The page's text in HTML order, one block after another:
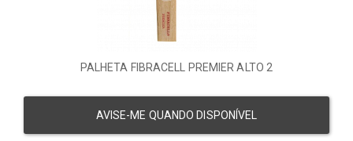
PALHETA FIBRACELL PREMIER ALTO 2
AVISE-ME QUANDO DISPONÍVEL